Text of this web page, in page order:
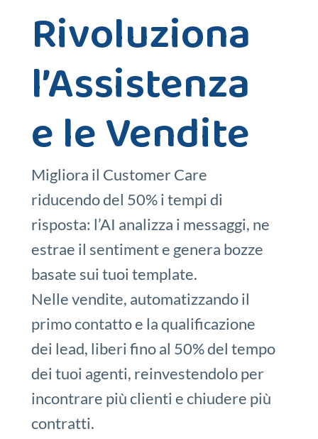
Rivoluziona
l’Assistenza
e le Vendite
Migliora il Customer Care
riducendo del 50% i tempi di
risposta: l’AI analizza i messaggi, ne
estrae il sentiment e genera bozze
basate sui tuoi template.
Nelle vendite, automatizzando il
primo contatto e la qualificazione
dei lead, liberi fino al 50% del tempo
dei tuoi agenti, reinvestendolo per
incontrare più clienti e chiudere più
contratti.